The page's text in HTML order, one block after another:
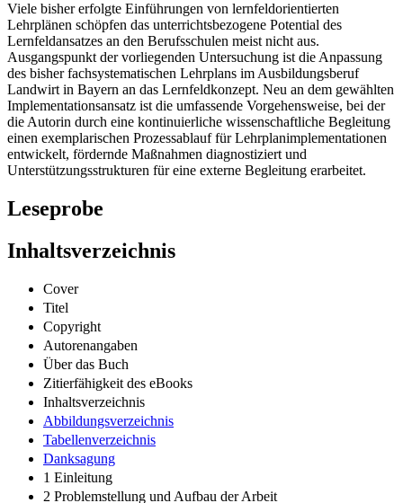
Viele bisher erfolgte Einführungen von lernfeldorientierten
Lehrplänen schöpfen das unterrichtsbezogene Potential des
Lernfeldansatzes an den Berufsschulen meist nicht aus.
Ausgangspunkt der vorliegenden Untersuchung ist die Anpassung
des bisher fachsystematischen Lehrplans im Ausbildungsberuf
Landwirt in Bayern an das Lernfeldkonzept. Neu an dem gewählten
Implementationsansatz ist die umfassende Vorgehensweise, bei der
die Autorin durch eine kontinuierliche wissenschaftliche Begleitung
einen exemplarischen Prozessablauf für Lehrplanimplementationen
entwickelt, fördernde Maßnahmen diagnostiziert und
Unterstützungsstrukturen für eine externe Begleitung erarbeitet.
Leseprobe
Inhaltsverzeichnis
Cover
Titel
Copyright
Autorenangaben
Über das Buch
Zitierfähigkeit des eBooks
Inhaltsverzeichnis
Abbildungsverzeichnis
Tabellenverzeichnis
Danksagung
1 Einleitung
2 Problemstellung und Aufbau der Arbeit